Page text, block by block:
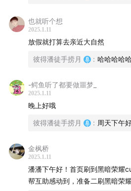
也就听个想
2025.1.11
放假就打算去亲近大自然
彼得潘徒手捞月 : 哈哈哈哈
-鳄鱼听了都要做噩梦_
2025.1.11
晚上好哦
彼得潘徒手捞月 : 周天下午
金枫桥
2025.1.11
潘潘下午好！首页刷到黑暗荣耀
帮互助感动到，准备二刷黑暗荣耀